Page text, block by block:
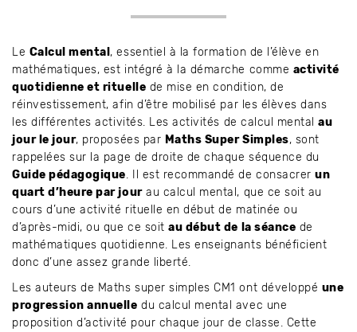
Le Calcul mental , essentiel à la formation de l’élève en
mathématiques, est intégré à la démarche comme activité
quotidienne et rituelle de mise en condition, de
réinvestissement, afin d’être mobilisé par les élèves dans
les différentes activités. Les activités de calcul mentalau
jour le jour, proposées par Maths Super Simples, sont
rappelées sur la page de droite de chaque séquence du
Guide pédagogique . Il est recommandé de consacrerun
quart d’heure par jourau calcul mental, que ce soit au
cours d’une activité rituelle en début de matinée ou
d’après-midi, ou que ce soitau début de la séance de
mathématiques quotidienne. Les enseignants bénéficient
donc d’une assez grande liberté.
Les auteurs de Maths super simples CM1 ont développé une
progression annuelle du calcul mental avec une
proposition d’activité pour chaque jour de classe. Cette